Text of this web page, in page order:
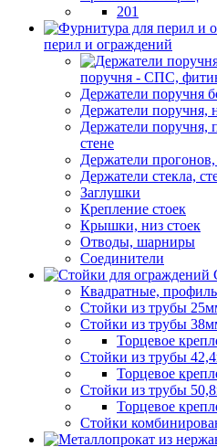
201
перил и ограждений
поручня - СПС,
Держатели поручня
Держатели поручня,
Держатели поручня,
стене
Держатели прогонов,
Держатели стекла,
Заглушки
Крепление стоек
Крышки, низ стоек
Отводы, шарниры
Соединители
Квадратные,
Стойки из трубы
Стойки из трубы
Торцевое
Стойки из трубы
Торцевое
Стойки из трубы
Торцевое
Стойки